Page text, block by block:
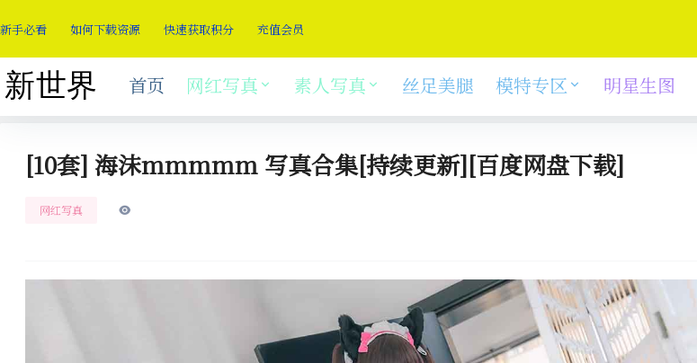
新手必看 如何下载资源 快速获取积分 充值会员
首页 网红写真 素人写真 丝足美腿 模特专区 明星生图
[10套] 海沫mmmmm 写真合集[持续更新][百度网盘下载]
网红写真